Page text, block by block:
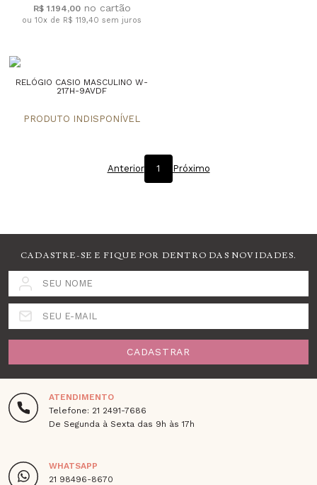
R$ 1.194,00
ou 10x de R$ 119,40 sem juros
RELÓGIO CASIO MASCULINO W-
217H-9AVDF
Anterior 1 Próximo
CADASTRE-SE E FIQUE POR DENTRO DAS NOVIDADES.
SEU NOME
SEU E-MAIL
CADASTRAR
ATENDIMENTO
Telefone: 21 2491-7686
De Segunda à Sexta das 9h às 17h
WHATSAPP
21 98496-8670